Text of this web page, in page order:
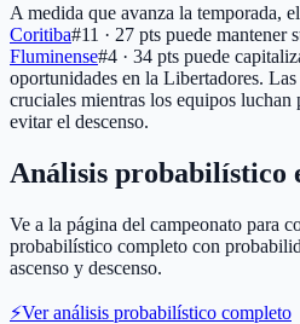
A medida que avanza la temporada,
Coritiba#11 · 27 pts puede mantener
Fluminense#4 · 34 pts puede
oportunidades en la Libertadores.
cruciales mientras los equipos
evitar el descenso.
Análisis probabilístico
Ve a la página del campeonato para
probabilístico completo con
ascenso y descenso.
⚡Ver análisis probabilístico completo